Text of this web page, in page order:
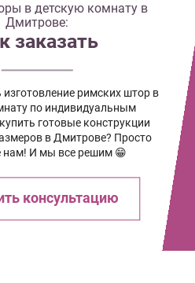
в детскую комнату в
Дмитрове:
заказать
изготовление римских штор в
по индивидуальным
готовые конструкции
в Дмитрове? Просто
нам! И мы все решим 😁
консультацию